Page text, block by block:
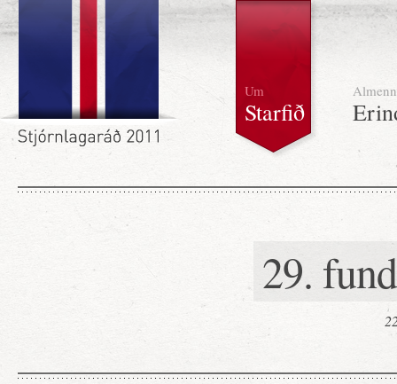
Um
Starfið
Almenn
29.